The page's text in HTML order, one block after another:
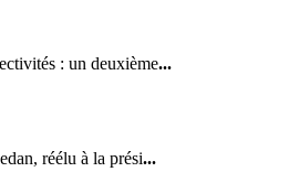
: un deuxième...
réélu à la prési...